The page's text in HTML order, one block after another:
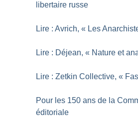
libertaire russe
Lire : Avrich, « Les
Lire : Déjean, « Nature et
Lire : Zetkin Collective, «
Pour les 150 ans de la
éditoriale